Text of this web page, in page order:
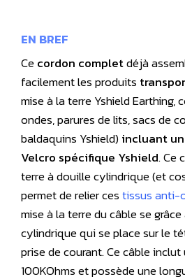
EN BREF
Cecordon completdéjà
facilement les produits
mise à la terre Yshield Earthing,
ondes, parures de lits, sacs de
baldaquins Yshield) incluant
Velcro spécifique Yshield. Ce
terre à douille cylindrique (et
permet de relier cestissus anti-
mise à la terre du câble se
cylindrique qui se place sur le
prise de courant. Ce câble
100KOhms et possède une